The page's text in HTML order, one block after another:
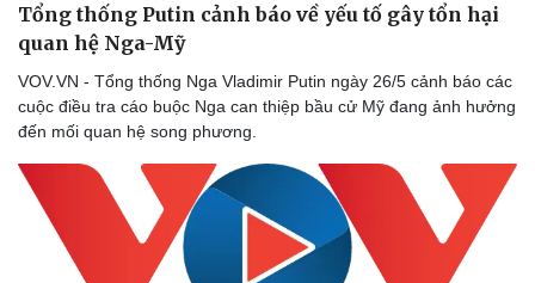
Bóng đá
Lịch thi đấu bóng đá
Thế giới thể thao
Hậu trường
Ô tô
Xe máy
Tổng thống Putin cảnh báo về yếu tố gây tổn hại
quan hệ Nga-Mỹ
VOV.VN - Tổng thống Nga Vladimir Putin ngày 26/5 cảnh báo các
cuộc điều tra cáo buộc Nga can thiệp bầu cử Mỹ đang ảnh hưởng
đến mối quan hệ song phương.